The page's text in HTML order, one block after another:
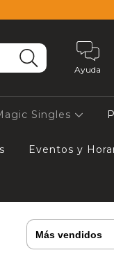
Ayuda
Singles
Eventos y